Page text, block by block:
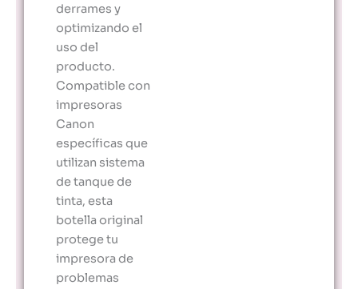
derrames y
optimizando el
uso del
producto.
Compatible con
impresoras
Canon
específicas que
utilizan sistema
de tanque de
tinta, esta
botella original
protege tu
impresora de
problemas